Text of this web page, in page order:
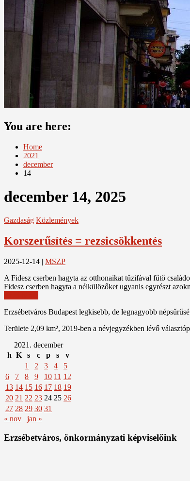
You are here:
Home
2021
december
14
december 14, 2025
Gazdaság Közlemények
Korszerűsítés = rezsicsökkentés
2025-12-14 | MSZP
A Fidesz cserben hagyta az otthonaikat tűzifával fűtő
Fidesz cserben hagyta a nélkülözőket ugyanis egyrészt
Erzsébetváros Budapest legkisebb, de legnagyobb
Területe 2,09 km², 2019-ben a névjegyzékben lévő
2021. december
h K s c p s
v
1
2 3 4
5
6
7 8 9 10 11 12
13 14 15 16 17 18 19
20 21 22 23 24 25 26
27 28 29 30 31
« nov
jan »
Erzsébetváros, önkormányzati képviselőink